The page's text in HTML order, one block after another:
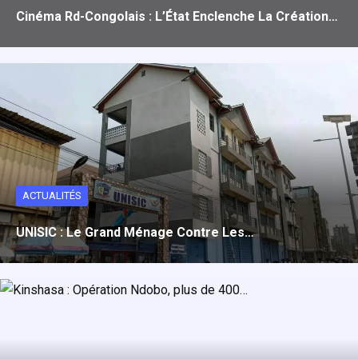
Cinéma Rd-Congolais : L’État Enclenche La Création…
ACTUALITÉS
UNISIC : Le Grand Ménage Contre Les…